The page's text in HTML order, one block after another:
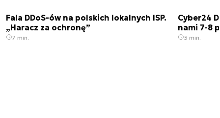
Fala DDoS-ów na polskich lokalnych ISP.
„Haracz za ochronę”
7 min.
Cyber24
nami 7-8
3 min.